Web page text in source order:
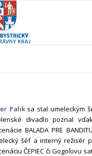
Paliksa stal umeleckým
divadlo poznal
BALADA PRE
šéf a interný režisér
ČEPIEC či Gogoľovu